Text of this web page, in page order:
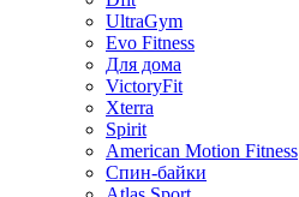
UltraGym
Evo Fitness
Для дома
VictoryFit
Xterra
Spirit
American Motion Fitness
Спин-байки